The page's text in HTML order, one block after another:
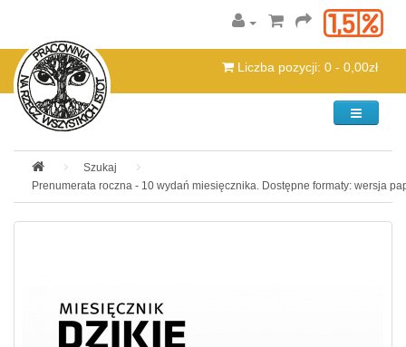
Liczba pozycji: 0 - 0,00zł
Kategorie
Szukaj
Prenumerata roczna - 10 wydań miesięcznika. Dostępne formaty: wersja